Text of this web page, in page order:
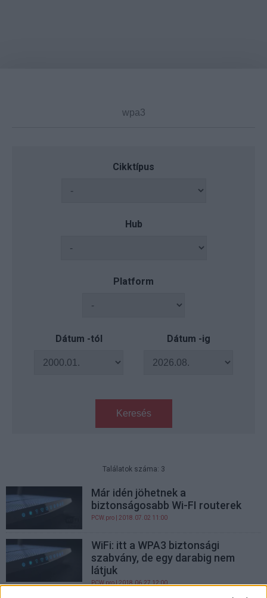
Cikktípus
Hub
Platform
Dátum -tól Dátum -ig
Keresés
Találatok száma: 3
Már idén jöhetnek a
biztonságosabb Wi-FI routerek
PCW.pro | 2018.07.02 11:00
WiFi: itt a WPA3 biztonsági
szabvány, de egy darabig nem
látjuk
PCW.pro| 2018.06.27 12:00